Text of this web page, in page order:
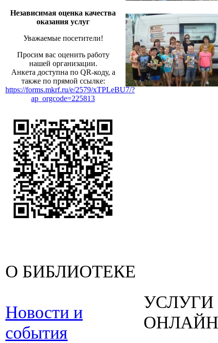
Независимая оценка качества
оказания услуг
Уважаемые посетители!
Просим вас оценить работу
нашей организации.
Анкета доступна по QR-коду, а
также по прямой ссылке:
https://forms.mkrf.ru/e/2579/xTPLeBU7/?
ap_orgcode=225813
О БИБЛИОТЕКЕ
Новости и
события
УСЛУГИ
ОНЛАЙН